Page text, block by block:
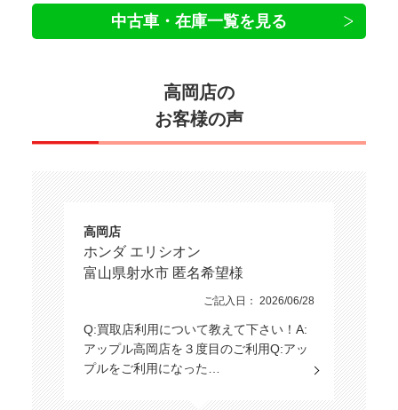
中古車・在庫一覧を見る
高岡店の
お客様の声
高岡店
ホンダ エリシオン
富山県射水市 匿名希望様
ご記入日： 2026/06/28
Q:買取店利用について教えて下さい！A:
アップル高岡店を３度目のご利用Q:アッ
プルをご利用になった…